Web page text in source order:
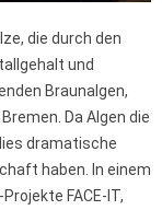
die durch den
und
Braunalgen,
Da Algen die
dramatische
haben. In einem
FACE-IT,